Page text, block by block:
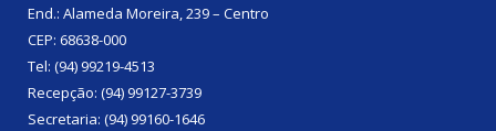
End.: Alameda Moreira, 239 – Centro
CEP: 68638-000
Tel: (94) 99219-4513
Recepção: (94) 99127-3739
Secretaria: (94) 99160-1646